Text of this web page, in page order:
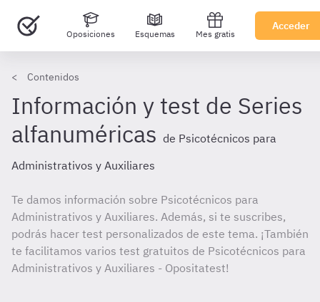
Oposiciones Esquemas Mes gratis
Acceder
Contenidos
Información y test de Series
alfanuméricas de Psicotécnicos para
Administrativos y Auxiliares
Te damos información sobre Psicotécnicos para
Administrativos y Auxiliares. Además, si te suscribes,
podrás hacer test personalizados de este tema. ¡También
te facilitamos varios test gratuitos de Psicotécnicos para
Administrativos y Auxiliares - Opositatest!